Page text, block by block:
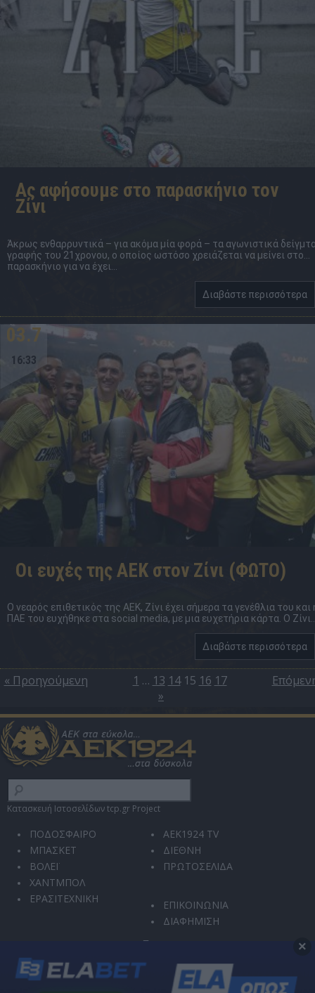
Ας αφήσουμε στο παρασκήνιο τον
Ζίνι
Άκρως ενθαρρυντικά – για ακόμα μία φορά – τα αγωνιστικά
γραφής του 21χρονου, ο οποίος ωστόσο χρειάζεται να μείνει στο…
παρασκήνιο για να έχει...
Διαβάστε περισσότερα
03.7
16:33
Οι ευχές της ΑΕΚ στον Ζίνι (ΦΩΤΟ)
Ο νεαρός επιθετικός της ΑΕΚ, Ζίνι έχει σήμερα τα γενέθλια του και
ΠΑΕ του ευχήθηκε στα social media, με μια ευχετήρια κάρτα. Ο
Διαβάστε περισσότερα
« Προηγούμενη 1 … 13 14 15 16 17
»
Κατασκευή Ιστοσελίδων tcp.gr Project
ΠΟΔΟΣΦΑΙΡΟ
ΜΠΑΣΚΕΤ
ΒΟΛΕΪ
ΧΑΝΤΜΠΟΛ
ΕΡΑΣΙΤΕΧΝΙΚΗ
AEK1924 TV
ΔΙΕΘΝΗ
ΠΡΩΤΟΣΕΛΙΔΑ
ΕΠΙΚΟΙΝΩΝΙΑ
ΔΙΑΦΗΜΙΣΗ
Ο ιστότοπός μας χρησιμοποιεί την υπηρεσία reCAPTCHA για την προστασία από
×